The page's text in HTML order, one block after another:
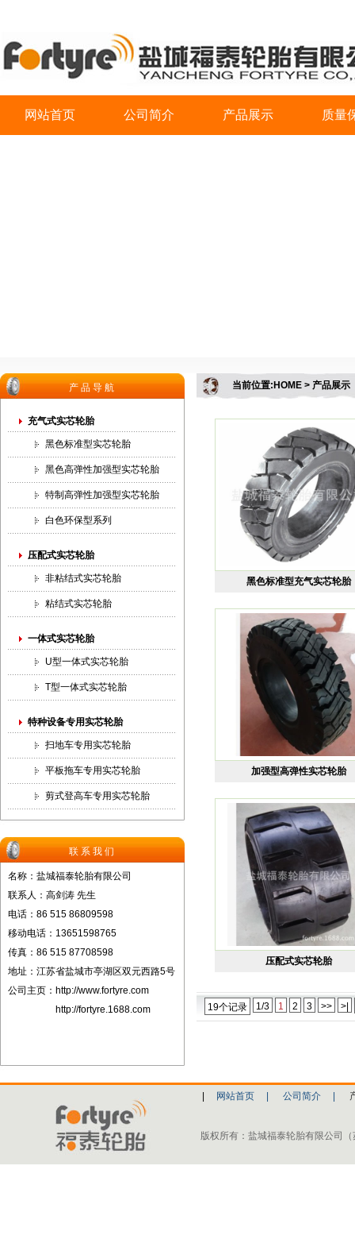
产品导航
充气式实芯轮胎
黑色标准型实芯轮胎
黑色高弹性加强型实芯轮胎
特制高弹性加强型实芯轮胎
白色环保型系列
压配式实芯轮胎
非粘结式实芯轮胎
粘结式实芯轮胎
一体式实芯轮胎
U型一体式实芯轮胎
T型一体式实芯轮胎
特种设备专用实芯轮胎
扫地车专用实芯轮胎
平板拖车专用实芯轮胎
剪式登高车专用实芯轮胎
联系我们
名称：盐城福泰轮胎有限公司
联系人：高剑涛 先生
电话：86 515 86809598
移动电话：13651598765
传真：86 515 87708598
地址：江苏省盐城市亭湖区双元西路5号
公司主页： http://www.fortyre.com
http://fortyre.1688.com
当前位置:HOME > 产品展示
黑色标准型充气实芯轮胎
加强型高弹性实芯轮胎
压配式实芯轮胎
19个记录 1/3 1 2 3 >> >|
网站首页 公司简介
版权所有：盐城福泰轮胎有限公司（